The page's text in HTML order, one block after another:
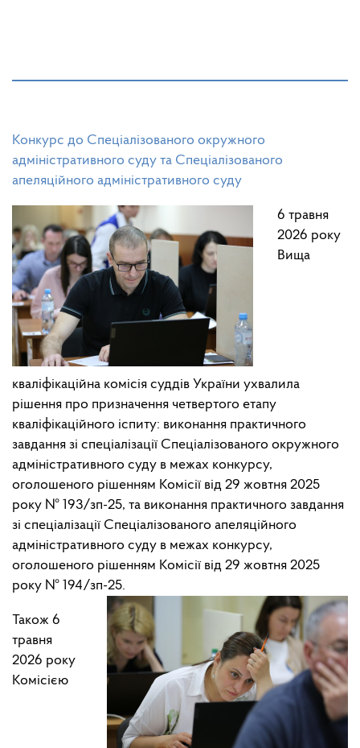
Конкурс до Спеціалізованого окружного
адміністративного суду та Спеціалізованого
апеляційного адміністративного суду
6 травня
2026 року
Вища
кваліфікаційна комісія суддів України ухвалила
рішення про призначення четвертого етапу
кваліфікаційного іспиту: виконання практичного
завдання зі спеціалізації Спеціалізованого окружного
адміністративного суду в межах конкурсу,
оголошеного рішенням Комісії від 29 жовтня 2025
року № 193/зп-25, та виконання практичного завдання
зі спеціалізації Спеціалізованого апеляційного
адміністративного суду в межах конкурсу,
оголошеного рішенням Комісії від 29 жовтня 2025
року № 194/зп-25.
Також 6
травня
2026 року
Комісією